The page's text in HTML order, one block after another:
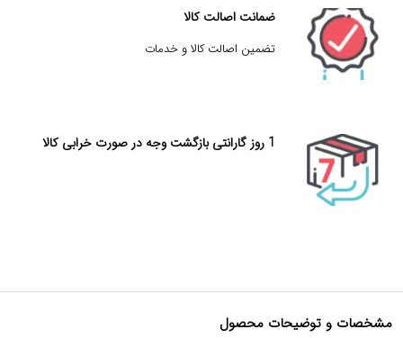
ضمانت اصالت کالا
تضمین اصالت کالا و خدمات
1 روز گارانتی بازگشت وجه در صورت خرابی کالا
مشخصات و توضیحات محصول